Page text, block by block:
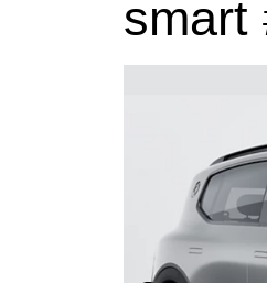
smart